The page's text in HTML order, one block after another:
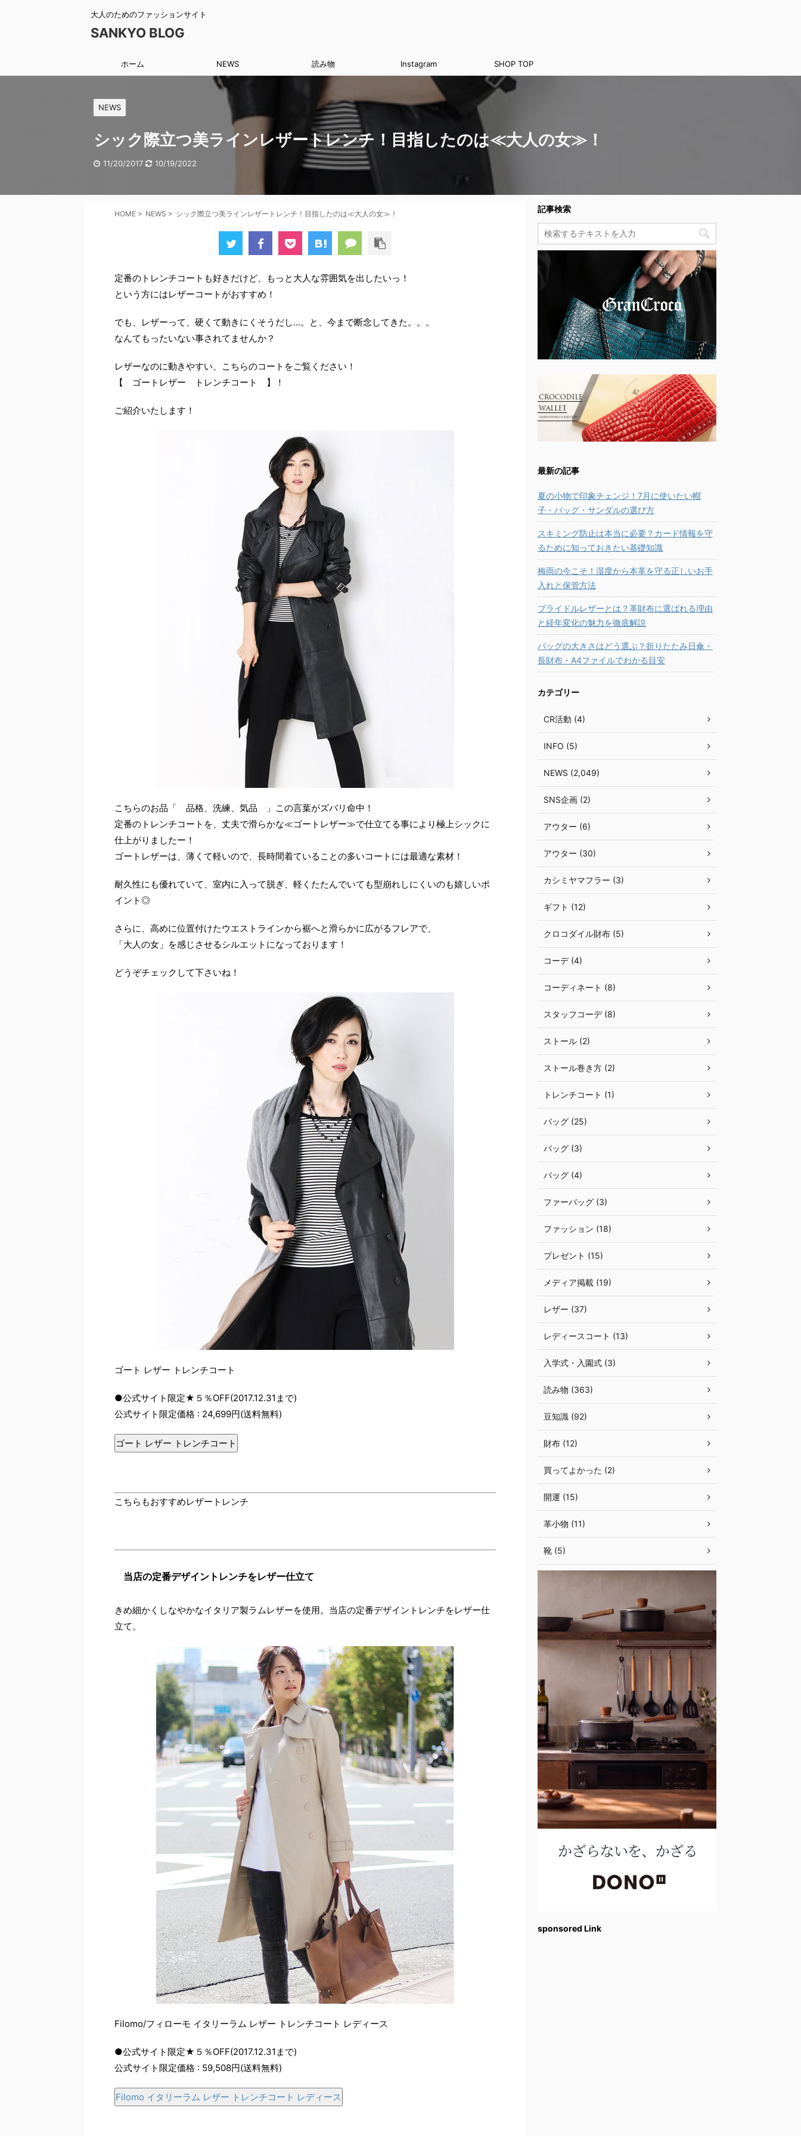
大人のためのファッションサイト
SANKYO BLOG
ホーム NEWS 読み物 Instagram SHOP TOP
NEWS
シック際立つ美ラインレザートレンチ！目指したのは≪大人の女≫！
11/20/2017 10/19/2022
HOME > NEWS > シック際立つ美ラインレザートレンチ！目指したのは≪大人の女≫！
定番のトレンチコートも好きだけど、もっと大人な雰囲気を出したいっ！
という方にはレザーコートがおすすめ！
でも、レザーって、硬くて動きにくそうだし…。と、今まで断念してきた。。。
なんてもったいない事されてませんか？
レザーなのに動きやすい、こちらのコートをご覧ください！
【 ゴートレザー トレンチコート 】！
ご紹介いたします！
こちらのお品「 品格、洗練、気品 」この言葉がズバリ命中！
定番のトレンチコートを、丈夫で滑らかな≪ゴートレザー≫で仕立てる事により極上シックに
仕上がりましたー！
ゴートレザーは、薄くて軽いので、長時間着ていることの多いコートには最適な素材！
耐久性にも優れていて、室内に入って脱ぎ、軽くたたんでいても型崩れしにくいのも嬉しいポ
イント◎
さらに、高めに位置付けたウエストラインから裾へと滑らかに広がるフレアで、
「大人の女」を感じさせるシルエットになっております！
どうぞチェックして下さいね！
ゴート レザー トレンチコート
●公式サイト限定★５％OFF(2017.12.31まで)
公式サイト限定価格 : 24,699円(送料無料)
ゴート レザー トレンチコート
こちらもおすすめレザートレンチ
当店の定番デザイントレンチをレザー仕立て
きめ細かくしなやかなイタリア製ラムレザーを使用。当店の定番デザイントレンチをレザー仕
立て。
Filomo/フィローモ イタリーラム レザー トレンチコート レディース
●公式サイト限定★５％OFF(2017.12.31まで)
公式サイト限定価格 : 59,508円(送料無料)
Filomo イタリーラム レザー トレンチコート レディース
記事検索
最新の記事
夏の小物で印象チェンジ！7月に使いたい帽
子・バッグ・サンダルの選び方
スキミング防止は本当に必要？カード情報を守
るために知っておきたい基礎知識
梅雨の今こそ！湿度から本革を守る正しいお手
入れと保管方法
ブライドルレザーとは？革財布に選ばれる理由
と経年変化の魅力を徹底解説
バッグの大きさはどう選ぶ？折りたたみ日傘・
長財布・A4ファイルでわかる目安
カテゴリー
CR活動 (4)
INFO (5)
NEWS (2,049)
SNS企画 (2)
アウター (6)
アウター (30)
カシミヤマフラー (3)
ギフト (12)
クロコダイル財布 (5)
コーデ (4)
コーディネート (8)
スタッフコーデ (8)
ストール (2)
ストール巻き方 (2)
トレンチコート (1)
バッグ (25)
バッグ (3)
バッグ (4)
ファーバッグ (3)
ファッション (18)
プレゼント (15)
メディア掲載 (19)
レザー (37)
レディースコート (13)
入学式・入園式 (3)
読み物 (363)
豆知識 (92)
財布 (12)
買ってよかった (2)
開運 (15)
革小物 (11)
靴 (5)
sponsored Link